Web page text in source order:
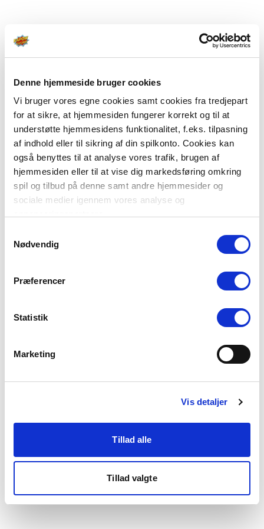
Denne hjemmeside bruger cookies
Vi bruger vores egne cookies samt cookies fra tredjepart
for at sikre, at hjemmesiden fungerer korrekt og til at
understøtte hjemmesidens funktionalitet, f.eks. tilpasning
af indhold eller til sikring af din spilkonto. Cookies kan
også benyttes til at analyse vores trafik, brugen af
hjemmesiden eller til at vise dig markedsføring omkring
spil og tilbud på denne samt andre hjemmesider og
sociale medier igennem vores analyse og
Du kan læse mere om vores brug af cookies under
"Detaljer" eller ved at klikke videre til vores Cookiepolitik,
Nødvendig
Præferencer
Statistik
Marketing
Vis detaljer
Tillad alle
Tillad valgte